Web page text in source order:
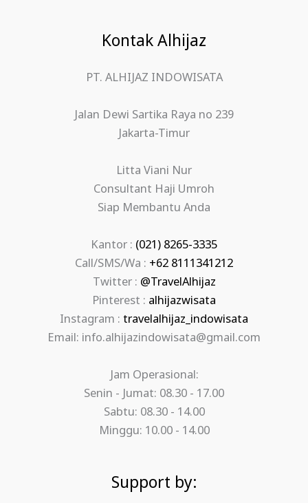
Kontak Alhijaz
PT. ALHIJAZ INDOWISATA
Jalan Dewi Sartika Raya no 239
Jakarta-Timur
Litta Viani Nur
Consultant Haji Umroh
Siap Membantu Anda
Kantor : (021) 8265-3335
Call/SMS/Wa : +62 8111341212
Twitter : @TravelAlhijaz
Pinterest : alhijazwisata
Instagram : travelalhijaz_indowisata
Email: info.alhijazindowisata@gmail.com
Jam Operasional:
Senin - Jumat: 08.30 - 17.00
Sabtu: 08.30 - 14.00
Minggu: 10.00 - 14.00
Support by: